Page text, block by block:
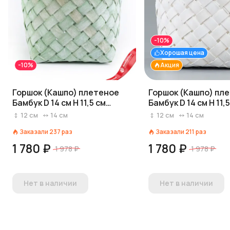
-10%
Горшок (Кашпо) плетеное
Бамбук D 14 см H 11,5 см
Зеленый
12 см 14 см
Заказали 237раз
1 780 ₽ 1 978 ₽
Нет в наличии
Акция
Хорошая цена
-10%
Горшок (Кашпо)
Бамбук D 14 см H
Белый
12 см 14 см
Заказали 211 раз
1 780 ₽ 1 978 ₽
Нет в наличии